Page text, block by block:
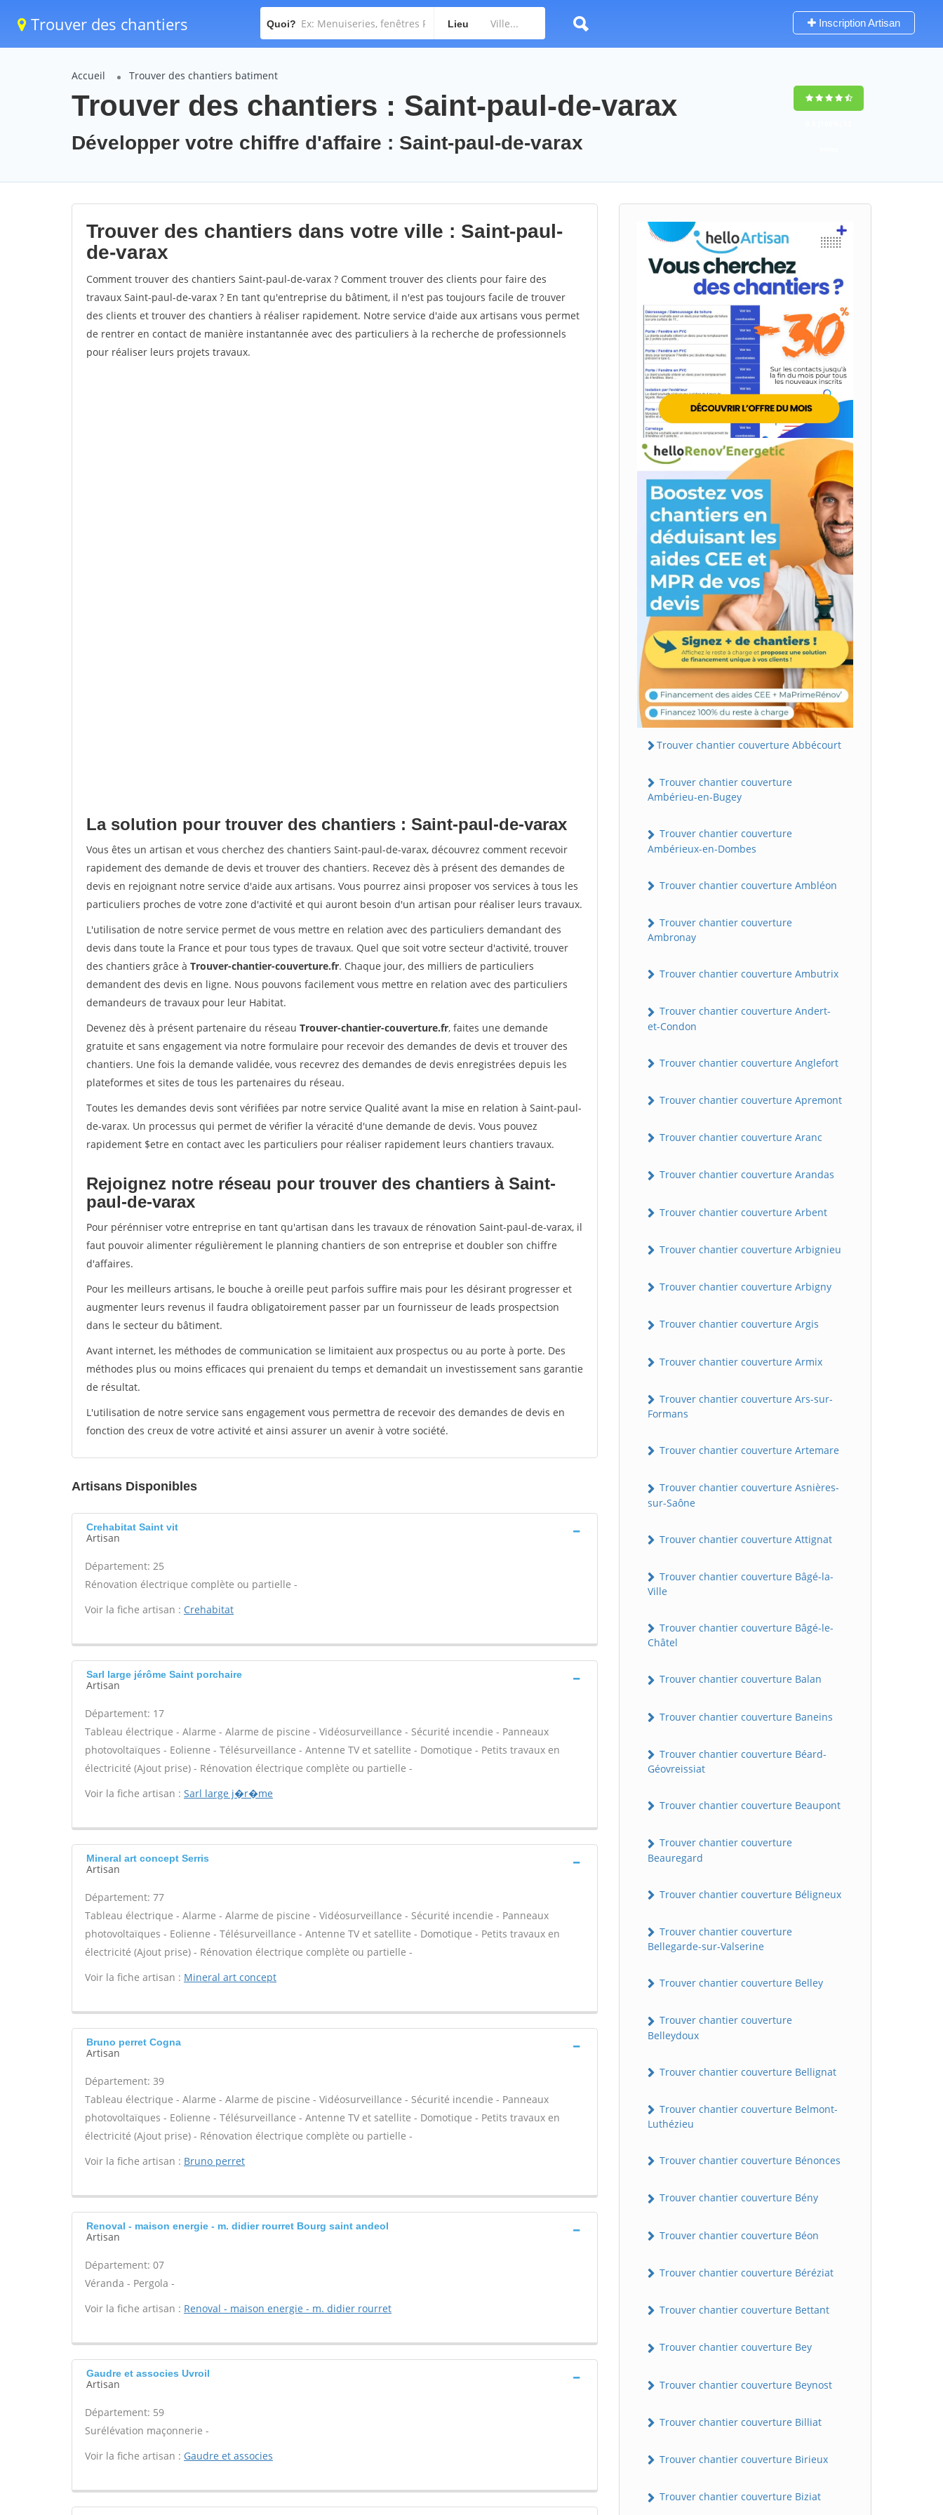
Trouver des chantiers Quoi? Lieu Inscription Artisan
Accueil Trouver des chantiers batiment
Trouver des chantiers : Saint-paul-de-varax
Développer votre chiffre d'affaire : Saint-paul-de-varax
Trouver des chantiers dans votre ville : Saint-paul-
de-varax
Comment trouver des chantiers Saint-paul-de-varax ? Comment trouver des clients pour faire des
travaux Saint-paul-de-varax ? En tant qu'entreprise du bâtiment, il n'est pas toujours facile de trouver
des clients et trouver des chantiers à réaliser rapidement. Notre service d'aide aux artisans vous permet
de rentrer en contact de manière instantannée avec des particuliers à la recherche de professionnels
pour réaliser leurs projets travaux.
La solution pour trouver des chantiers : Saint-paul-de-varax
Vous êtes un artisan et vous cherchez des chantiers Saint-paul-de-varax, découvrez comment recevoir
rapidement des demande de devis et trouver des chantiers. Recevez dès à présent des demandes de
devis en rejoignant notre service d'aide aux artisans. Vous pourrez ainsi proposer vos services à tous les
particuliers proches de votre zone d'activité et qui auront besoin d'un artisan pour réaliser leurs travaux.
L'utilisation de notre service permet de vous mettre en relation avec des particuliers demandant des
devis dans toute la France et pour tous types de travaux. Quel que soit votre secteur d'activité, trouver
des chantiers grâce à Trouver-chantier-couverture.fr. Chaque jour, des milliers de particuliers
demandent des devis en ligne. Nous pouvons facilement vous mettre en relation avec des particuliers
demandeurs de travaux pour leur Habitat.
Devenez dès à présent partenaire du réseau Trouver-chantier-couverture.fr, faites une demande
gratuite et sans engagement via notre formulaire pour recevoir des demandes de devis et trouver des
chantiers. Une fois la demande validée, vous recevrez des demandes de devis enregistrées depuis les
plateformes et sites de tous les partenaires du réseau.
Toutes les demandes devis sont vérifiées par notre service Qualité avant la mise en relation à Saint-paul-
de-varax. Un processus qui permet de vérifier la véracité d'une demande de devis. Vous pouvez
rapidement $etre en contact avec les particuliers pour réaliser rapidement leurs chantiers travaux.
Rejoignez notre réseau pour trouver des chantiers à Saint-
paul-de-varax
Pour pérénniser votre entreprise en tant qu'artisan dans les travaux de rénovation Saint-paul-de-varax, il
faut pouvoir alimenter régulièrement le planning chantiers de son entreprise et doubler son chiffre
d'affaires.
Pour les meilleurs artisans, le bouche à oreille peut parfois suffire mais pour les désirant progresser et
augmenter leurs revenus il faudra obligatoirement passer par un fournisseur de leads prospectsion
dans le secteur du bâtiment.
Avant internet, les méthodes de communication se limitaient aux prospectus ou au porte à porte. Des
méthodes plus ou moins efficaces qui prenaient du temps et demandait un investissement sans garantie
de résultat.
L'utilisation de notre service sans engagement vous permettra de recevoir des demandes de devis en
fonction des creux de votre activité et ainsi assurer un avenir à votre société.
Artisans Disponibles
Crehabitat Saint vit
Artisan
Département: 25
Rénovation électrique complète ou partielle -
Voir la fiche artisan : Crehabitat
Sarl large jérôme Saint porchaire
Artisan
Département: 17
Tableau électrique - Alarme - Alarme de piscine - Vidéosurveillance - Sécurité incendie - Panneaux
photovoltaïques - Eolienne - Télésurveillance - Antenne TV et satellite - Domotique - Petits travaux en
électricité (Ajout prise) - Rénovation électrique complète ou partielle -
Voir la fiche artisan : Sarl large j�r�me
Mineral art concept Serris
Artisan
Département: 77
Tableau électrique - Alarme - Alarme de piscine - Vidéosurveillance - Sécurité incendie - Panneaux
photovoltaïques - Eolienne - Télésurveillance - Antenne TV et satellite - Domotique - Petits travaux en
électricité (Ajout prise) - Rénovation électrique complète ou partielle -
Voir la fiche artisan : Mineral art concept
Bruno perret Cogna
Artisan
Département: 39
Tableau électrique - Alarme - Alarme de piscine - Vidéosurveillance - Sécurité incendie - Panneaux
photovoltaïques - Eolienne - Télésurveillance - Antenne TV et satellite - Domotique - Petits travaux en
électricité (Ajout prise) - Rénovation électrique complète ou partielle -
Voir la fiche artisan : Bruno perret
Renoval - maison energie - m. didier rourret Bourg saint andeol
Artisan
Département: 07
Véranda - Pergola -
Voir la fiche artisan : Renoval - maison energie - m. didier rourret
Gaudre et associes Uvroil
Artisan
Département: 59
Surélévation maçonnerie -
Voir la fiche artisan : Gaudre et associes
Trouver chantier couverture Abbécourt
Trouver chantier couverture
Ambérieu-en-Bugey
Trouver chantier couverture
Ambérieux-en-Dombes
Trouver chantier couverture Ambléon
Trouver chantier couverture
Ambronay
Trouver chantier couverture Ambutrix
Trouver chantier couverture Andert-
et-Condon
Trouver chantier couverture Anglefort
Trouver chantier couverture Apremont
Trouver chantier couverture Aranc
Trouver chantier couverture Arandas
Trouver chantier couverture Arbent
Trouver chantier couverture Arbignieu
Trouver chantier couverture Arbigny
Trouver chantier couverture Argis
Trouver chantier couverture Armix
Trouver chantier couverture Ars-sur-
Formans
Trouver chantier couverture Artemare
Trouver chantier couverture Asnières-
sur-Saône
Trouver chantier couverture Attignat
Trouver chantier couverture Bâgé-la-
Ville
Trouver chantier couverture Bâgé-le-
Châtel
Trouver chantier couverture Balan
Trouver chantier couverture Baneins
Trouver chantier couverture Béard-
Géovreissiat
Trouver chantier couverture Beaupont
Trouver chantier couverture
Beauregard
Trouver chantier couverture Béligneux
Trouver chantier couverture
Bellegarde-sur-Valserine
Trouver chantier couverture Belley
Trouver chantier couverture
Belleydoux
Trouver chantier couverture Bellignat
Trouver chantier couverture Belmont-
Luthézieu
Trouver chantier couverture Bénonces
Trouver chantier couverture Bény
Trouver chantier couverture Béon
Trouver chantier couverture Béréziat
Trouver chantier couverture Bettant
Trouver chantier couverture Bey
Trouver chantier couverture Beynost
Trouver chantier couverture Billiat
Trouver chantier couverture Birieux
Trouver chantier couverture Biziat